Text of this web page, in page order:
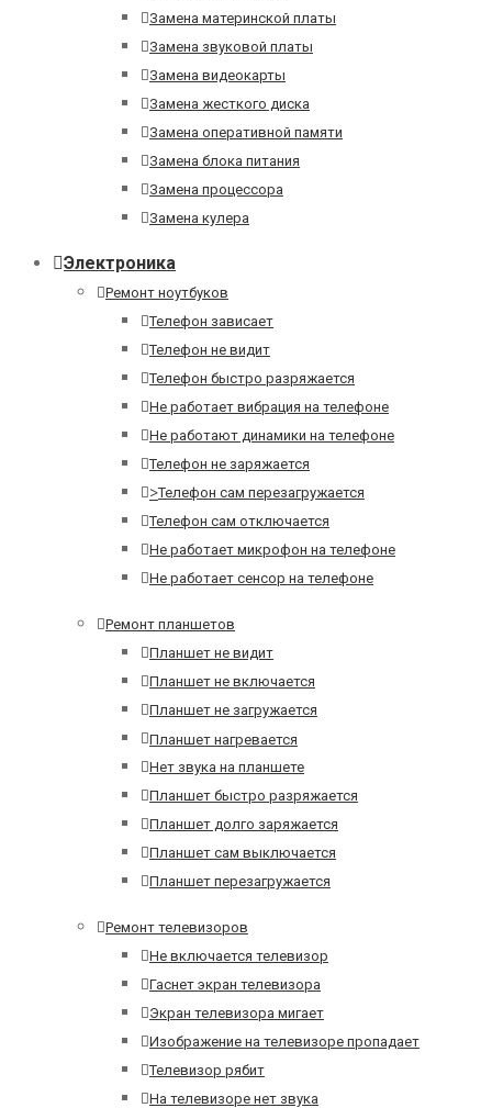
Замена материнской платы
Замена звуковой платы
Замена видеокарты
Замена жесткого диска
Замена оперативной памяти
Замена блока питания
Замена процессора
Замена кулера
Электроника
Ремонт ноутбуков
Телефон зависает
Телефон не видит
Телефон быстро разряжается
Не работает вибрация на телефоне
Не работают динамики на телефоне
Телефон не заряжается
>Телефон сам перезагружается
Телефон сам отключается
Не работает микрофон на телефоне
Не работает сенсор на телефоне
Ремонт планшетов
Планшет не видит
Планшет не включается
Планшет не загружается
Планшет нагревается
Нет звука на планшете
Планшет быстро разряжается
Планшет долго заряжается
Планшет сам выключается
Планшет перезагружается
Ремонт телевизоров
Не включается телевизор
Гаснет экран телевизора
Экран телевизора мигает
Изображение на телевизоре пропадает
Телевизор рябит
На телевизоре нет звука